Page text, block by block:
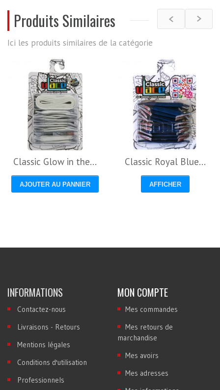
Produits Similaires
Ici les produits similaires de la catégorie
Classic Glow in the...
AJOUTER AU PANNIER
Classic Royal Blue...
AFFICHER
INFORMATIONS
Contactez-nous
Livraisons - Retours
Mentions légales
Conditions d'utilisation
Professionnels
MON COMPTE
Mes commandes
Mes retours de
marchandise
Mes avoirs
Mes adresses